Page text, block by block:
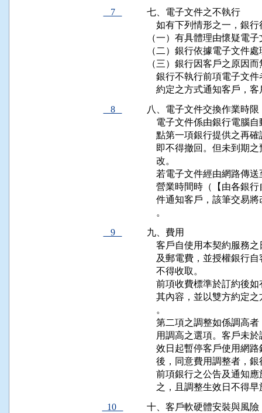
7
七、電子文件之不執行
如有下列情形之一，銀
（一）有具體理由懷疑電
（二）銀行依據電子文件
（三）銀行因客戶之原因
銀行不執行前項電子文
約定之方式通知客戶，
8
八、電子文件交換作業時限
電子文件係由銀行電腦
點第一項銀行提供之再
即不得撤回。但未到期
    改。
若電子文件經由網路傳
營業時間時（【由各銀
件通知客戶，該筆交易
    。
9
九、費用
客戶自使用本契約服務
及郵電費，並授權銀行
    不得收取。
前項收費標準於訂約後
其內容，並以雙方約定
    。
第二項之調整如係調高
用調高之選項。客戶未
效日起暫停客戶使用網
後，同意費用調整者，
前項銀行之公告及通知
之，且調整生效日不得
10
十、客戶軟硬體安裝與風險